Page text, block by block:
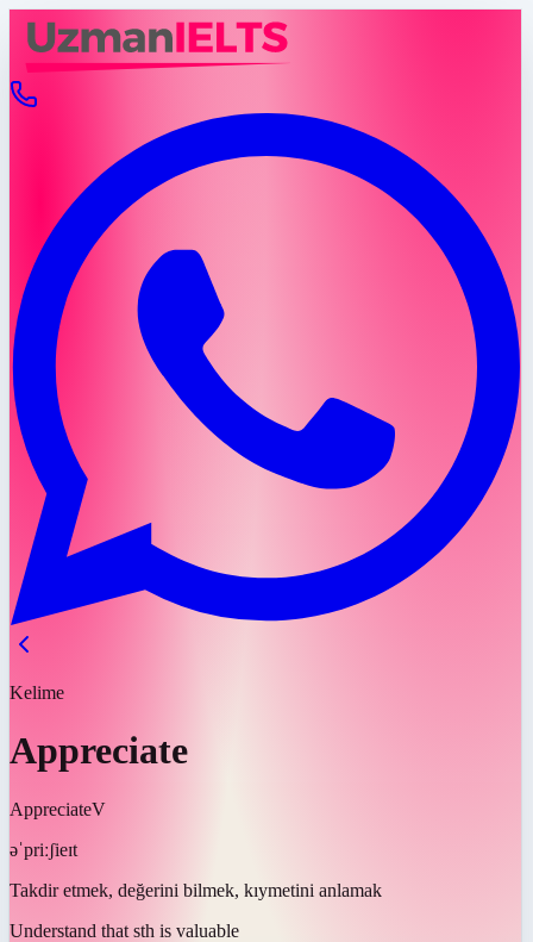
Kelime
Appreciate
AppreciateV
əˈpriːʃieɪt
Takdir etmek, değerini bilmek, kıymetini anlamak
Understand that sth is valuable